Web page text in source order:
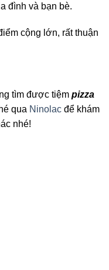
đình và bạn bè.
cộng lớn, rất thuận
tìm được tiệm pizza
qua Ninolac để khám
nhé!